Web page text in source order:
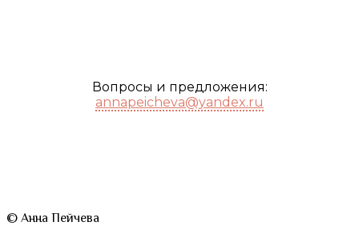
Вопросы и предложения:
annapeicheva@yandex.ru
© Анна Пейчева